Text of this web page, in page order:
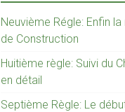
Neuvième Régle: Enfin
de Construction
Huitième règle: Suivi du
en détail
Septième Règle: Le